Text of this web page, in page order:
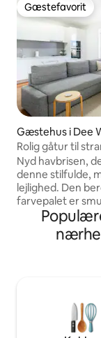
Gæstefavorit
Gæstefavorit
Gæstehus i Dee
Rolig gåtur til
nordvendt
Nyd havbrisen,
denne stilfulde,
lejlighed. Den
farvepalet er
og rummelig og
strandlignende
parkeringsplads,
tager hensyn til
giver dig
vaskemidler og